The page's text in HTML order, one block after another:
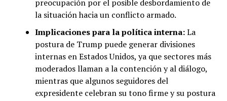
preocupación por el posible desbordamiento de
la situación hacia un conflicto armado.
Implicaciones para la política interna:La
postura de Trump puede generar divisiones
internas en Estados Unidos, ya que sectores más
moderados llaman a la contención y al diálogo,
mientras que algunos seguidores del
expresidente celebran su tono firme y su postura